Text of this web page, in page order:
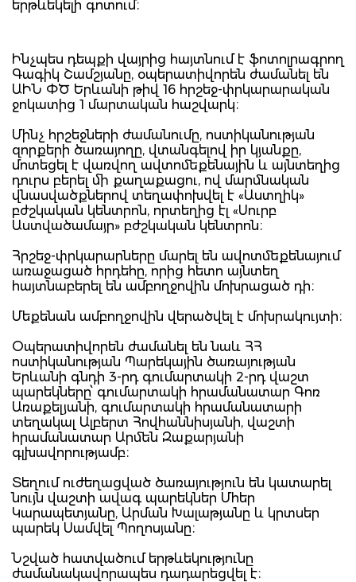
երթևեկելի գոտում։
Ինչպես դեպքի վայրից հայտնում է ֆոտոլրագրող
Գագիկ Շամշյանը, օպերատիվորեն ժամանել են
ԱԻՆ ՓԾ Երևանի թիվ 16 հրշեջ-փրկարարական
ջոկատից 1 մարտական հաշվարկ։
Մինչ հրշեջների ժամանումը, ոստիկանության
զորքերի ծառայողը, վտանգելով իր կյանքը,
մոտեցել է վառվող ավտոմեքենային և այնտեղից
դուրս բերել մի քաղաքացու, ով մարմնական
վնասվածքներով տեղափոխվել է «Աստղիկ»
բժշկական կենտրոն, որտեղից էլ «Սուրբ
Աստվածամայր» բժշկական կենտրոն։
Հրշեջ-փրկարարները մարել են ավոտմեքենայում
առաջացած հրդեհը, որից հետո այնտեղ
հայտնաբերել են ամբողջովին մոխրացած դի։
Մեքենան ամբողջովին վերածվել է մոխրակույտի։
Օպերատիվորեն ժամանել են նաև ՀՀ
ոստիկանության Պարեկային ծառայության
Երևանի գնդի 3-րդ գումարտակի 2-րդ վաշտ
պարեկները՝ գումարտակի հրամանատար Գոռ
Առաքելյանի, գումարտակի հրամանատարի
տեղակալ Ալբերտ Հովհաննիսյանի, վաշտի
հրամանատար Արմեն Զաքարյանի
գլխավորությամբ։
Տեղում ուժեղացված ծառայություն են կատարել
նույն վաշտի ավագ պարեկներ Մհեր
Կարապետյանը, Արման Խալաթյանը և կրտսեր
պարեկ Սամվել Պողոսյանը։
Նշված հատվածում երթևեկությունը
ժամանակավորապես դադարեցվել է։